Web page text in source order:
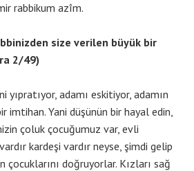
rabbikum azîm.
size verilen büyük bir
2/49)
yıpratıyor, adamı eskitiyor, adamın
imtihan. Yani düşünün bir hayal edin,
çoluk çocuğumuz var, evli
kardeşi vardır neyse, şimdi gelip
doğruyorlar. Kızları sağ